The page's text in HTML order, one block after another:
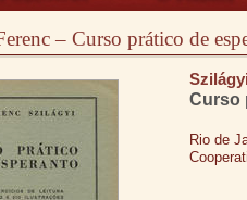
– Curso prático de
Curso
Rio de